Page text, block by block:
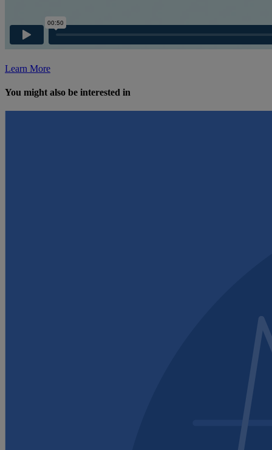
Learn More
You might also be interested in